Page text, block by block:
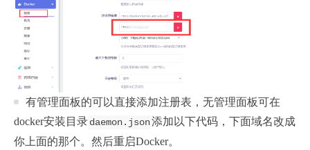
有管理面板的可以直接添加注册表，无管理面板可在
docker安装目录daemon.json添加以下代码，下面域名改成
你上面的那个。然后重启Docker。